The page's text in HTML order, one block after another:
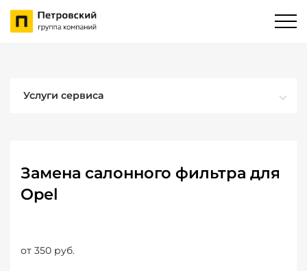
Услуги сервиса
Замена салонного фильтра для
Opel
от 350 руб.